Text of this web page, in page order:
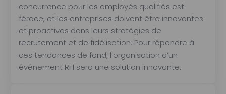
concurrence pour les employés qualifiés est
féroce, et les entreprises doivent être innovantes
et proactives dans leurs stratégies de
recrutement et de fidélisation. Pour répondre à
ces tendances de fond, l’organisation d’un
événement RH sera une solution innovante.